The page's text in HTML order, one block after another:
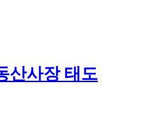
산사장 태도